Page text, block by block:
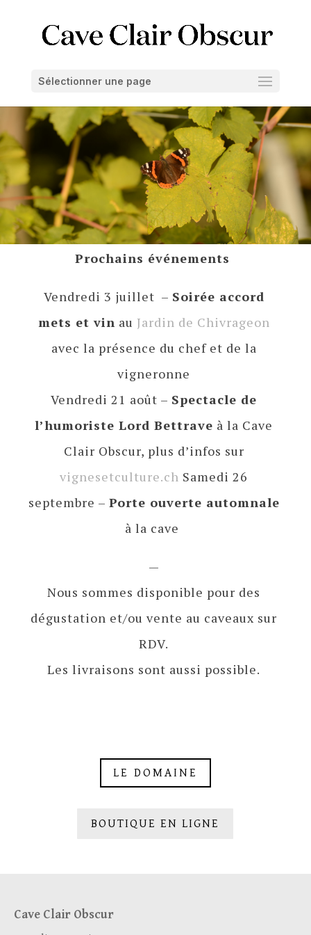
Sélectionner une page
Prochains événements
Vendredi 3 juillet – Soirée accord
mets et vin au Jardin de Chivrageon
avec la présence du chef et de la
vigneronne
Vendredi 21 août – Spectacle de
l’humoriste Lord Bettrave à la Cave
Clair Obscur, plus d’infos sur
vignesetculture.ch Samedi 26
septembre – Porte ouverte automnale
à la cave
—
Nous sommes disponible pour des
dégustation et/ou vente au caveaux sur
RDV.
Les livraisons sont aussi possible.
LE DOMAINE
BOUTIQUE EN LIGNE
Cave Clair Obscur